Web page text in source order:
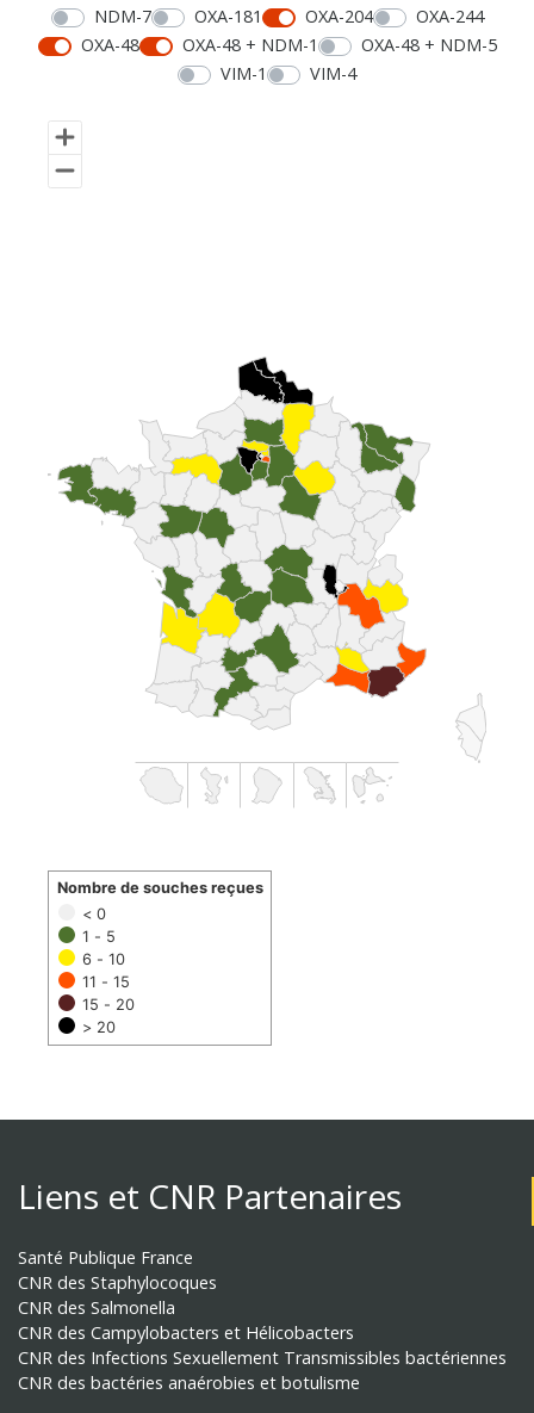
NDM-7
OXA-181 OXA-204
OXA-244
OXA-48
OXA-48 + NDM-1
OXA-48 + NDM-5
VIM-1
VIM-4
< 0
1 - 5
6 - 10
11 - 15
15 - 20
> 20
Nombre de souches reçues
Liens et CNR Partenaires
Santé Publique France
CNR des Staphylocoques
CNR des Salmonella
CNR des Campylobacters et Hélicobacters
CNR des Infections Sexuellement Transmissibles bactériennes
CNR des bactéries anaérobies et botulisme